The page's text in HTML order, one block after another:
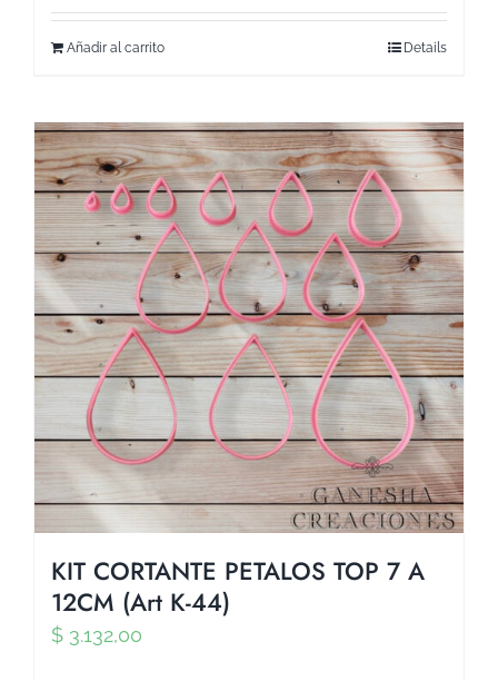
Añadir al carrito Details
KIT CORTANTE PETALOS TOP 7 A
12CM (Art K-44)
$ 3.132,00